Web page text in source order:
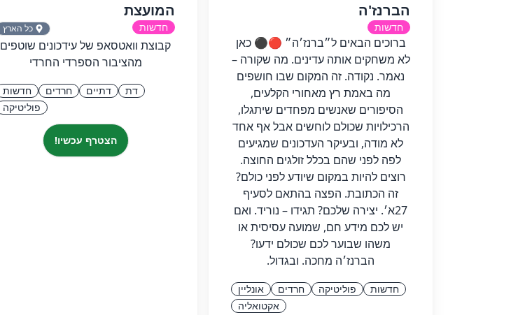
הברנז'ה
חדשות
ברוכים הבאים ל״ברנז׳ה״ 🔴⚫ כאן
לא משחקים אותה עדינים. מה שקורה –
נאמר. נקודה. זה המקום שבו חושפים
מה באמת רץ מאחורי הקלעים,
הסיפורים שאנשים מפחדים שיתגלו,
הרכילויות שכולם לוחשים אבל אף אחד
לא מודה, ובעיקר העדכונים שמגיעים
לפה לפני שהם בכלל זולגים החוצה.
רוצים להיות במקום שיודע לפני כולם?
זה הכתובת. הפצה בהתאם לסעיף
27א׳. יצירה שלכם? תגידו – נוריד. ואם
יש לכם מידע חם, שמועה עסיסית או
משהו שבוער לכם שכולם ידעו?
הברנז׳ה מחכה. ובגדול.
חדשות פוליטיקה חרדים
אונליין
אקטואליה
המועצת
חדשות כל הארץ
קבוצת וואטסאפ של עידכונים שוטפים
מהציבור הספרדי החרדי
דת דתיים חרדים
חדשות
פוליטיקה
הצטרף עכשיו!